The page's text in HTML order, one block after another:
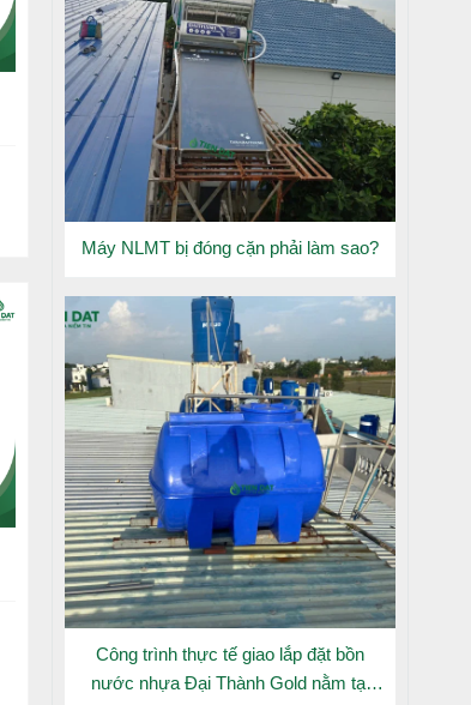
Máy NLMT bị đóng cặn phải làm sao?
Công trình thực tế giao lắp đặt bồn
nước nhựa Đại Thành Gold nằm tại